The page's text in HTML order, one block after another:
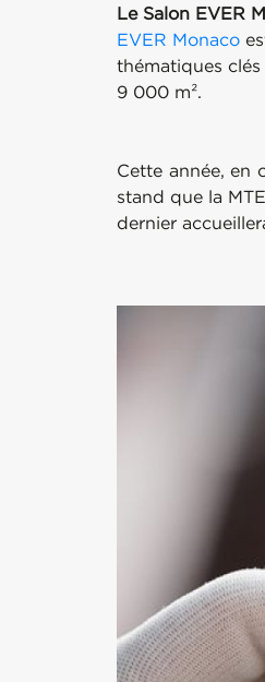
Le Salon EVER
EVER Monaco
thématiques
9 000 m².
Cette année, en
stand que la
dernier